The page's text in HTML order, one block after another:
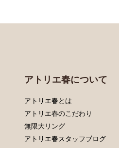
アトリエ春について
アトリエ春とは
アトリエ春のこだわり
無限大リング
アトリエ春スタッフブログ